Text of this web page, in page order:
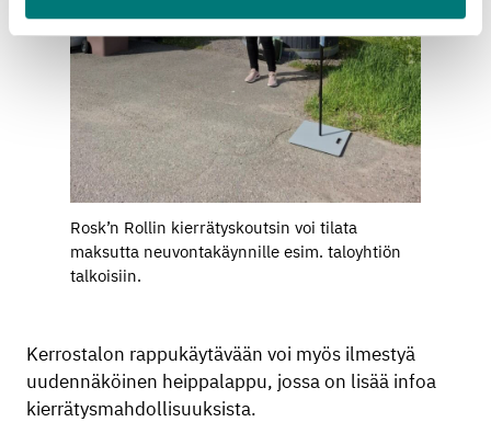
Rosk’n Rollin kierrätyskoutsin voi tilata
maksutta neuvontakäynnille esim. taloyhtiön
talkoisiin.
Kerrostalon rappukäytävään voi myös ilmestyä
uudennäköinen heippalappu, jossa on lisää infoa
kierrätysmahdollisuuksista.